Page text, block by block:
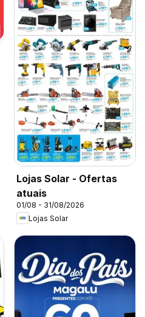
Lojas Solar - Ofertas
atuais
01/08 - 31/08/2026
Lojas Solar